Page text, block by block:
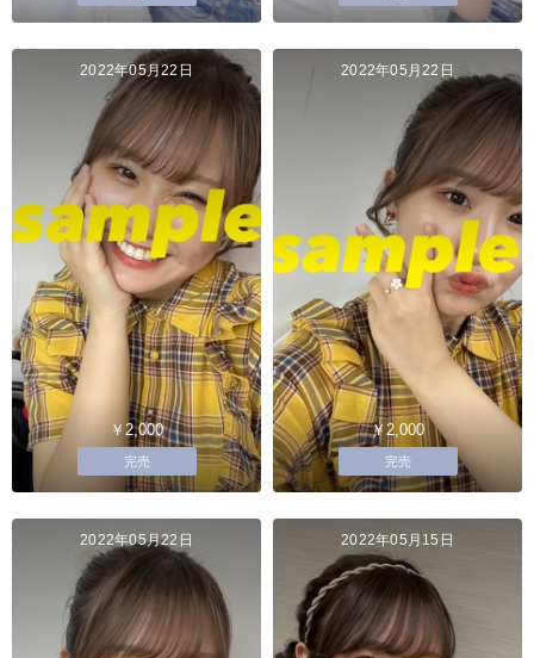
2022年05月22日
￥2,000
完売
2022年05月22日
￥2,000
完売
2022年05月22日 2022年05月15日